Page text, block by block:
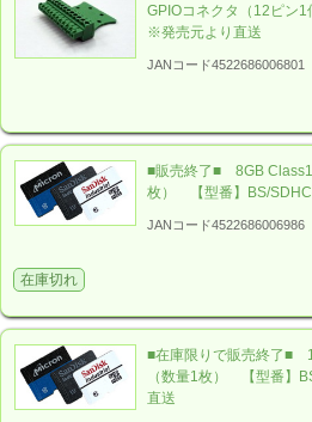
GPIOコネクタ（12ピ
※発売元より直送
JANコード4522686006801
■販売終了■ 8GB
枚） 【型番】BS/
JANコード4522686006986
在庫切れ
■在庫限りで販売終了■
（数量1枚） 【型番】
直送